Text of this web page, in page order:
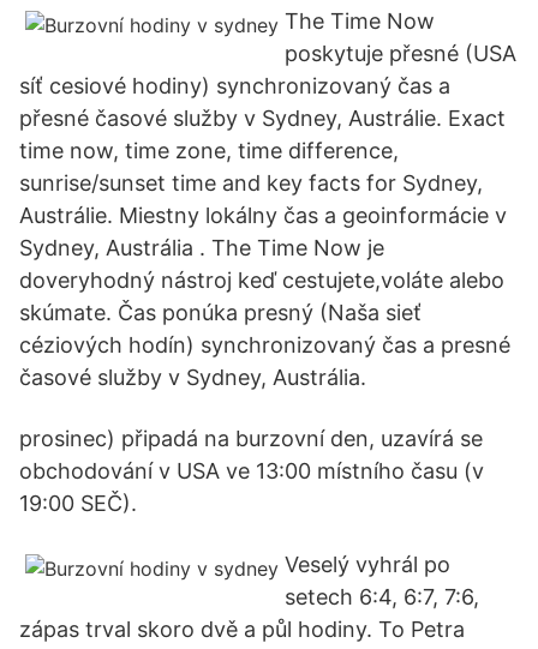
The Time Now
poskytuje přesné (USA
síť cesiové hodiny) synchronizovaný čas a
přesné časové služby v Sydney, Austrálie. Exact
time now, time zone, time difference,
sunrise/sunset time and key facts for Sydney,
Austrálie. Miestny lokálny čas a geoinformácie v
Sydney, Austrália . The Time Now je
doveryhodný nástroj keď cestujete,voláte alebo
skúmate. Čas ponúka presný (Naša sieť
céziových hodín) synchronizovaný čas a presné
časové služby v Sydney, Austrália.
prosinec) připadá na burzovní den, uzavírá se
obchodování v USA ve 13:00 místního času (v
19:00 SEČ).
Veselý vyhrál po
setech 6:4, 6:7, 7:6,
zápas trval skoro dvě a půl hodiny. To Petra